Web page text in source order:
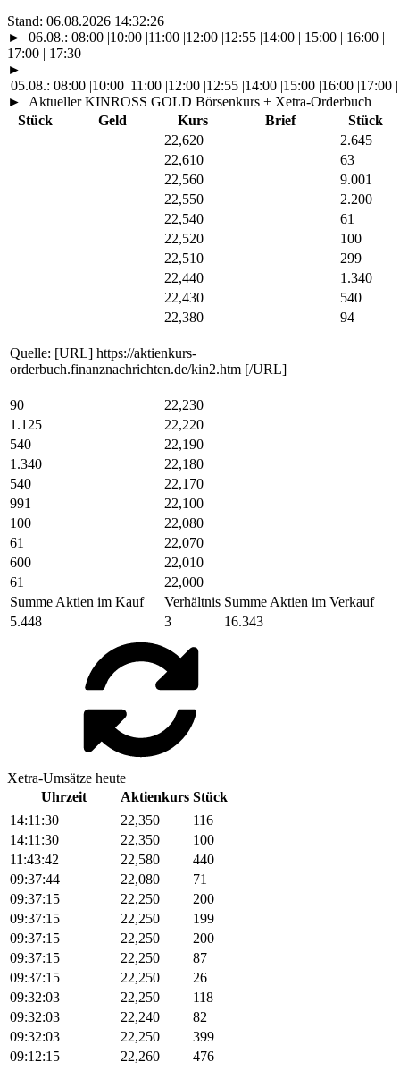
Stand: 06.08.2026 14:32:26
►
06.08.: 08:00 |10:00 |11:00 |12:00 |12:55 |14:00 | 15:00 | 16:00 |
17:00 | 17:30
►
05.08.: 08:00 |10:00 |11:00 |12:00 |12:55 |14:00 |15:00 |16:00 |17:00 |
►
Aktueller KINROSS GOLD Börsenkurs + Xetra-Orderbuch
Stück
Geld Kurs Brief
Stück
22,620
2.645
22,610
63
22,560
9.001
22,550
2.200
22,540
61
22,520
100
22,510
299
22,440
1.340
22,430
540
22,380
94
Quelle: [URL] https://aktienkurs-
orderbuch.finanznachrichten.de/kin2.htm [/URL]
90
22,230
1.125
22,220
540
22,190
1.340
22,180
540
22,170
991
22,100
100
22,080
61
22,070
600
22,010
61
22,000
Summe Aktien im Kauf
Verhältnis Summe Aktien im Verkauf
5.448
3 16.343
Xetra-Umsätze heute
Uhrzeit
Aktienkurs Stück
14:11:30
22,350
116
14:11:30
22,350
100
11:43:42
22,580
440
09:37:44
22,080
71
09:37:15
22,250
200
09:37:15
22,250
199
09:37:15
22,250
200
09:37:15
22,250
87
09:37:15
22,250
26
09:32:03
22,250
118
09:32:03
22,240
82
09:32:03
22,250
399
09:12:15
22,260
476